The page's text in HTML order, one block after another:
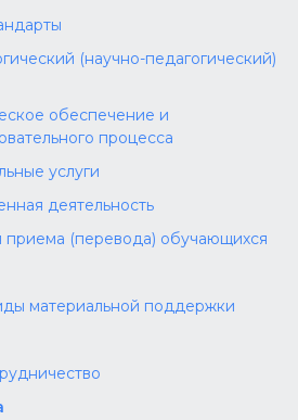
(научно-педагогический)
обеспечение и
процесса
услуги
деятельность
приема (перевода) обучающихся
материальной поддержки